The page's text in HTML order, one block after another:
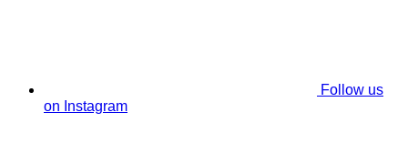
Follow us
on Instagram